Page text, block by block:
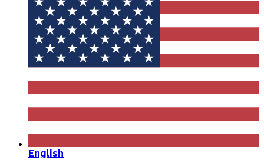
English